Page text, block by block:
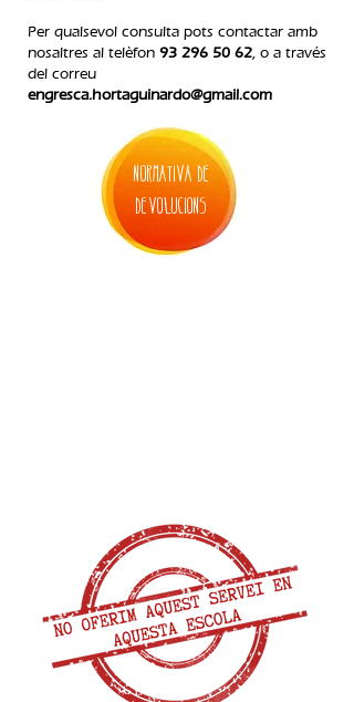
Per qualsevol consulta pots contactar amb
nosaltres al telèfon 93 296 50 62, o a través
del correu
engresca.hortaguinardo@gmail.com
normativa de
devolucions